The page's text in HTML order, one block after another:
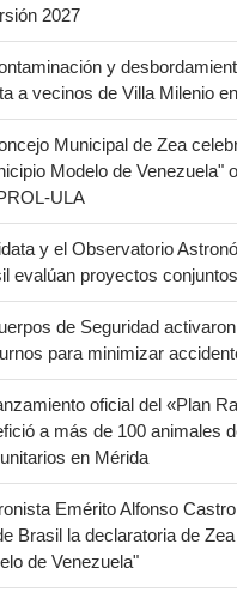
2027
y
a vecinos de Villa Milenio
Municipal de Zea
Modelo de Venezuela"
ULA
y el Observatorio
evalúan proyectos
de Seguridad
para minimizar
oficial del «Plan
a más de 100 animales
en Mérida
Emérito Alfonso
Brasil la declaratoria de
de Venezuela"